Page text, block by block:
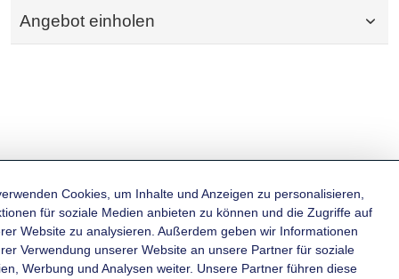
Angebot einholen
KATEGORIEN
Cookies, um Inhalte und Anzeigen zu personalisieren,
für soziale Medien anbieten zu können und die Zugriffe auf
Website zu analysieren. Außerdem geben wir Informationen
Verwendung unserer Website an unsere Partner für soziale
Werbung und Analysen weiter. Unsere Partner führen diese